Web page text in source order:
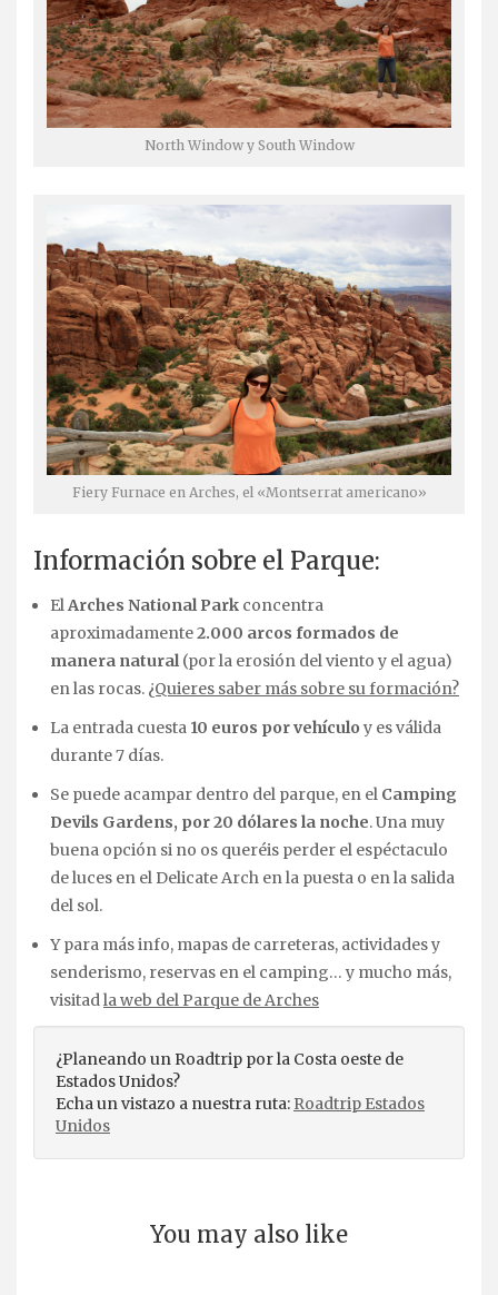
North Window y South Window
Fiery Furnace en Arches, el «Montserrat americano»
Información sobre el Parque:
ElArches National Park concentra
aproximadamente2.000 arcos formados de
manera natural (por la erosión del viento y el agua)
en las rocas. ¿Quieres saber más sobre su formación?
La entrada cuesta 10 euros por vehículo y es válida
durante 7 días.
Se puede acampar dentro del parque, en el Camping
Devils Gardens, por 20 dólares la noche. Una muy
buena opción si no os queréis perder el espéctaculo
de luces en el Delicate Arch en la puesta o en la salida
del sol.
Y para más info, mapas de carreteras, actividades y
senderismo, reservas en el camping… y mucho más,
visitadla web del Parque de Arches
¿Planeando un Roadtrip por la Costa oeste de
Estados Unidos?
Echa un vistazo a nuestra ruta: Roadtrip Estados
Unidos
You may also like